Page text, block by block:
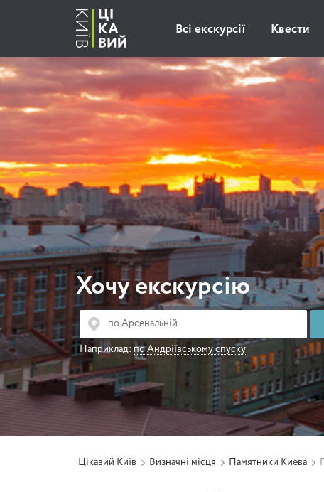
Всі екскурсії Квести
Хочу екскурсію
Наприклад: по Андріївському спуску
Цікавий Київ Визначні місця Памятники Киева